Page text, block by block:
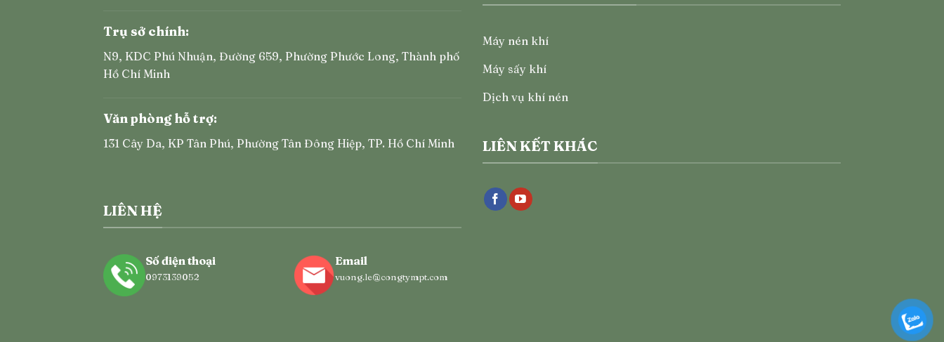
Trụ sở chính:
N9, KDC Phú Nhuận, Đường 659, Phường Phước Long, Thành phố
Hồ Chí Minh
Văn phòng hỗ trợ:
131 Cây Da, KP Tân Phú, Phường Tân Đông Hiệp, TP. Hồ Chí Minh
LIÊN HỆ
Số điện thoại
0973139052
Email
vuong.le@congtympt.com
Máy nén khí
Máy sấy khí
Dịch vụ khí nén
LIÊN KẾT KHÁC